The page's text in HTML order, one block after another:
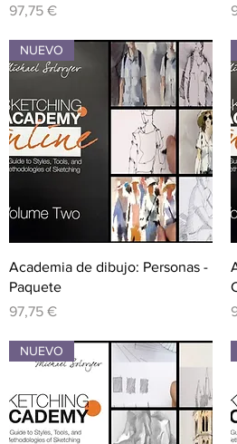
Precio
97,75 €
Vista rápida
NUEVO
Academia de dibujo: Personas -
Paquete
Precio
97,75 €
NUEVO